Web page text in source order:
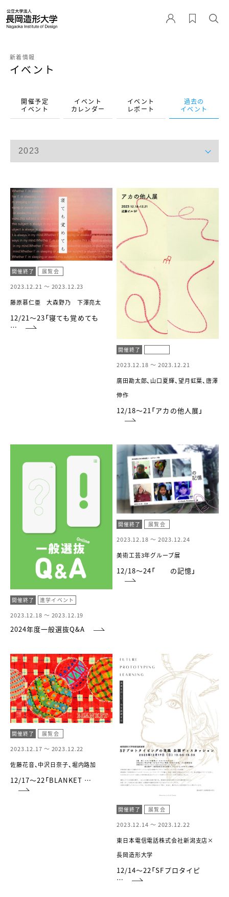
新着情報
イベント
開催予定
イベント
イベント
カレンダー
イベント
レポート
過去の
イベント
開催終了 展覧会
2023.12.21 ～ 2023.12.23
藤原慕仁亜 大森野乃 下澤亮太
12/21〜23「寝ても覚めても
…
開催終了
2023.12.18 ～ 2023.12.21
廣田勘太郎、山口夏輝、望月虹葉、唐澤
伸作
12/18〜21「アカの他人展」
開催終了 進学イベント
2023.12.18 ～ 2023.12.19
2024年度一般選抜Q&A
開催終了 展覧会
2023.12.18 ～ 2023.12.24
美術工芸3年グループ展
12/18〜24「 の記憶」
開催終了 展覧会
2023.12.17 ～ 2023.12.22
佐藤花音、中沢日奈子、堀内路加
12/17〜22「BLANKET …
開催終了 展覧会
2023.12.14 ～ 2023.12.22
東日本電信電話株式会社新潟支店×
長岡造形大学
12/14～22「SFプロタイピ
…